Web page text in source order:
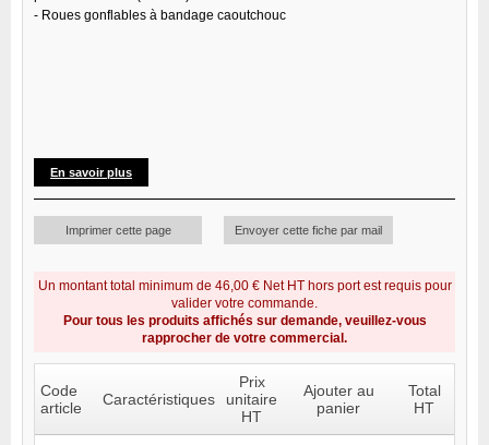
- Roues gonflables à bandage caoutchouc
En savoir plus
Imprimer cette page Envoyer cette fiche par mail
Un montant total minimum de 46,00 € Net HT hors port est requis pour
valider votre commande.
Pour tous les produits affichés sur demande, veuillez-vous
rapprocher de votre commercial.
Code
article
Caractéristiques
Prix
unitaire
HT
Ajouter au
panier
Total
HT